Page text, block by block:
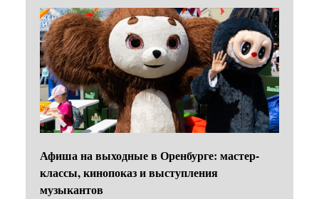
Афиша на выходные в Оренбурге: мастер-
классы, кинопоказ и выступления
музыкантов